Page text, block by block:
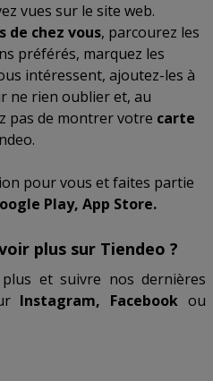
vues sur le site web.
de chez vous, parcourez les
préférés, marquez les
intéressent, ajoutez-les à
ne rien oublier et, au
pas de montrer votre carte
pour vous et faites partie
Play, App Store.
plus sur Tiendeo ?
et suivre nos dernières
Instagram, Facebook ou